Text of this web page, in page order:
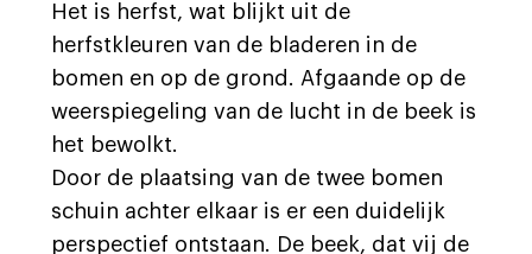
Het is herfst, wat blijkt uit de
herfstkleuren van de bladeren in de
bomen en op de grond. Afgaande op de
weerspiegeling van de lucht in de beek is
het bewolkt.
Door de plaatsing van de twee bomen
schuin achter elkaar is er een duidelijk
perspectief ontstaan. De beek, dat vij de